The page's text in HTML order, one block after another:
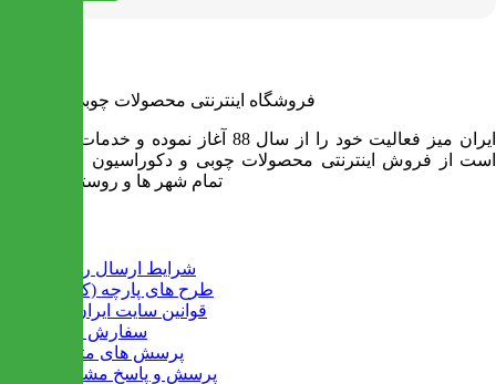
فروشگاه اینترنتی محصولات چوبی ایران میز
ایران میز فعالیت خود را از سال 88 آغاز نموده و خدمات آن عبارت
است از فروش اینترنتی محصولات چوبی و دکوراسیون و ارسال به
تمام شهر ها و روستاهای کشور
شرایط ارسال رایگان
طرح های پارچه (کالیته)
قوانین سایت ایران میز
سفارش عمده
پرسش های متداول
پرسش و پاسخ مشتریان